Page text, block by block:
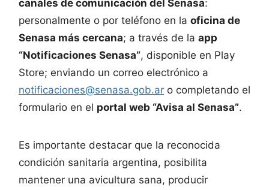
canales de comunicación del Senasa:
personalmente o por teléfono en la oficina de
Senasa más cercana; a través de la app
“Notificaciones Senasa”, disponible en Play
Store; enviando un correo electrónico a
notificaciones@senasa.gob.ar o completando el
formulario en el portal web “Avisa al Senasa”.
Es importante destacar que la reconocida
condición sanitaria argentina, posibilita
mantener una avicultura sana, producir